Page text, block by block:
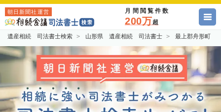
朝日新聞社運営 月間閲覧件数
200万超
遺産相続 司法書士検索 山形県 遺産相続 司法書士 最上郡舟形町